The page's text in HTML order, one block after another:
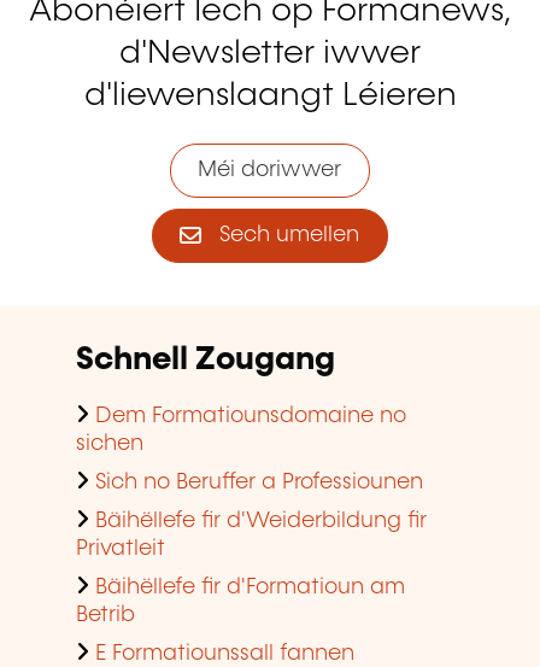
Abonéiert Iech op Formanews,
d'Newsletter iwwer
d'liewenslaangt Léieren
Méi doriwwer
Sech umellen
Schnell Zougang
Dem Formatiounsdomaine no
sichen
Sich no Beruffer a Professiounen
Bäihëllefe fir d'Weiderbildung fir
Privatleit
Bäihëllefe fir d'Formatioun am
Betrib
E Formatiounssall fannen